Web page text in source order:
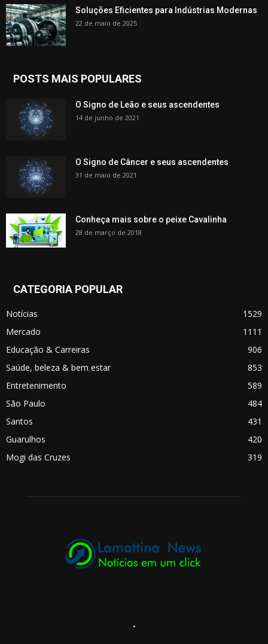
Soluções Eficientes para Indústrias Modernas
22 de maio de 2025
POSTS MAIS POPULARES
O Signo de Leão e seus ascendentes
14 de junho de 2021
O Signo de Câncer e seus ascendentes
31 de maio de 2021
Conheça mais sobre o peixe Cavalinha
28 de março de 2018
CATEGORIA POPULAR
Notícias
1529
Mercado
1111
Educação & Carreiras
906
Saúde, beleza & bem estar
853
Entretenimento
589
São Paulo
484
Santos
431
Guarulhos
420
Mogi das Cruzes
319
.